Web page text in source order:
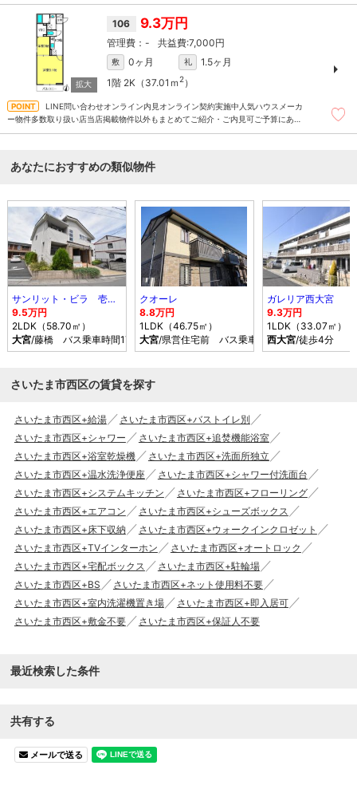
106 9.3万円
- 7,000円
敷 0ヶ月 礼
1.5ヶ月
1階 2K（37.01ｍ 2）
LINE問い合わせオンライン内見オンライン契約実施中人気ハウスメーカ
ー物件多数取り扱い店当店掲載物件以外もまとめてご紹介・ご内見可ご予算にあっ
あなたにおすすめの類似物件
サンリット・ビラ 壱番館
9.5万円
2LDK（58.70㎡）
大宮/藤橋 バス乗車時間17分 停歩4分
クオーレ
8.8万円
1LDK（46.75㎡）
大宮/県営住宅前 バス乗車時間17分 停歩7分
ガレリア西大宮
9.3万円
1LDK（33.07㎡）
西大宮/徒歩4分
さいたま市西区の賃貸を探す
さいたま市西区+給湯
さいたま市西区+バストイレ別
さいたま市西区+シャワー
さいたま市西区+追焚機能浴室
さいたま市西区+浴室乾燥機
さいたま市西区+洗面所独立
さいたま市西区+温水洗浄便座
さいたま市西区+シャワー付洗面台
さいたま市西区+システムキッチン
さいたま市西区+フローリング
さいたま市西区+エアコン
さいたま市西区+シューズボックス
さいたま市西区+床下収納
さいたま市西区+ウォークインクロゼット
さいたま市西区+TVインターホン
さいたま市西区+オートロック
さいたま市西区+宅配ボックス
さいたま市西区+駐輪場
さいたま市西区+BS
さいたま市西区+ネット使用料不要
さいたま市西区+室内洗濯機置き場
さいたま市西区+即入居可
さいたま市西区+敷金不要
さいたま市西区+保証人不要
最近検索した条件
共有する
メールで送る